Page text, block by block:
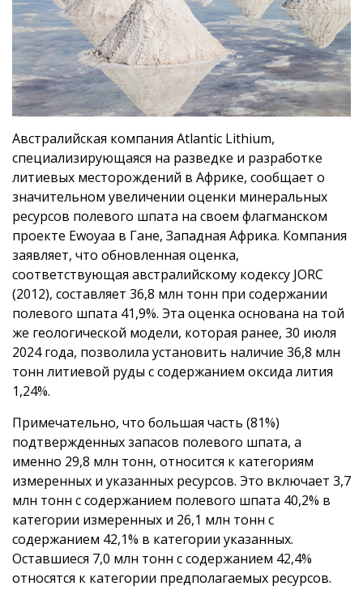
Австралийская компания Atlantic Lithium,
специализирующаяся на разведке и разработке
литиевых месторождений в Африке, сообщает о
значительном увеличении оценки минеральных
ресурсов полевого шпата на своем флагманском
проекте Ewoyaa в Гане, Западная Африка. Компания
заявляет, что обновленная оценка,
соответствующая австралийскому кодексу JORC
(2012), составляет 36,8 млн тонн при содержании
полевого шпата 41,9%. Эта оценка основана на той
же геологической модели, которая ранее, 30 июля
2024 года, позволила установить наличие 36,8 млн
тонн литиевой руды с содержанием оксида лития
1,24%.
Примечательно, что большая часть (81%)
подтвержденных запасов полевого шпата, а
именно 29,8 млн тонн, относится к категориям
измеренных и указанных ресурсов. Это включает 3,7
млн тонн с содержанием полевого шпата 40,2% в
категории измеренных и 26,1 млн тонн с
содержанием 42,1% в категории указанных.
Оставшиеся 7,0 млн тонн с содержанием 42,4%
относятся к категории предполагаемых ресурсов.